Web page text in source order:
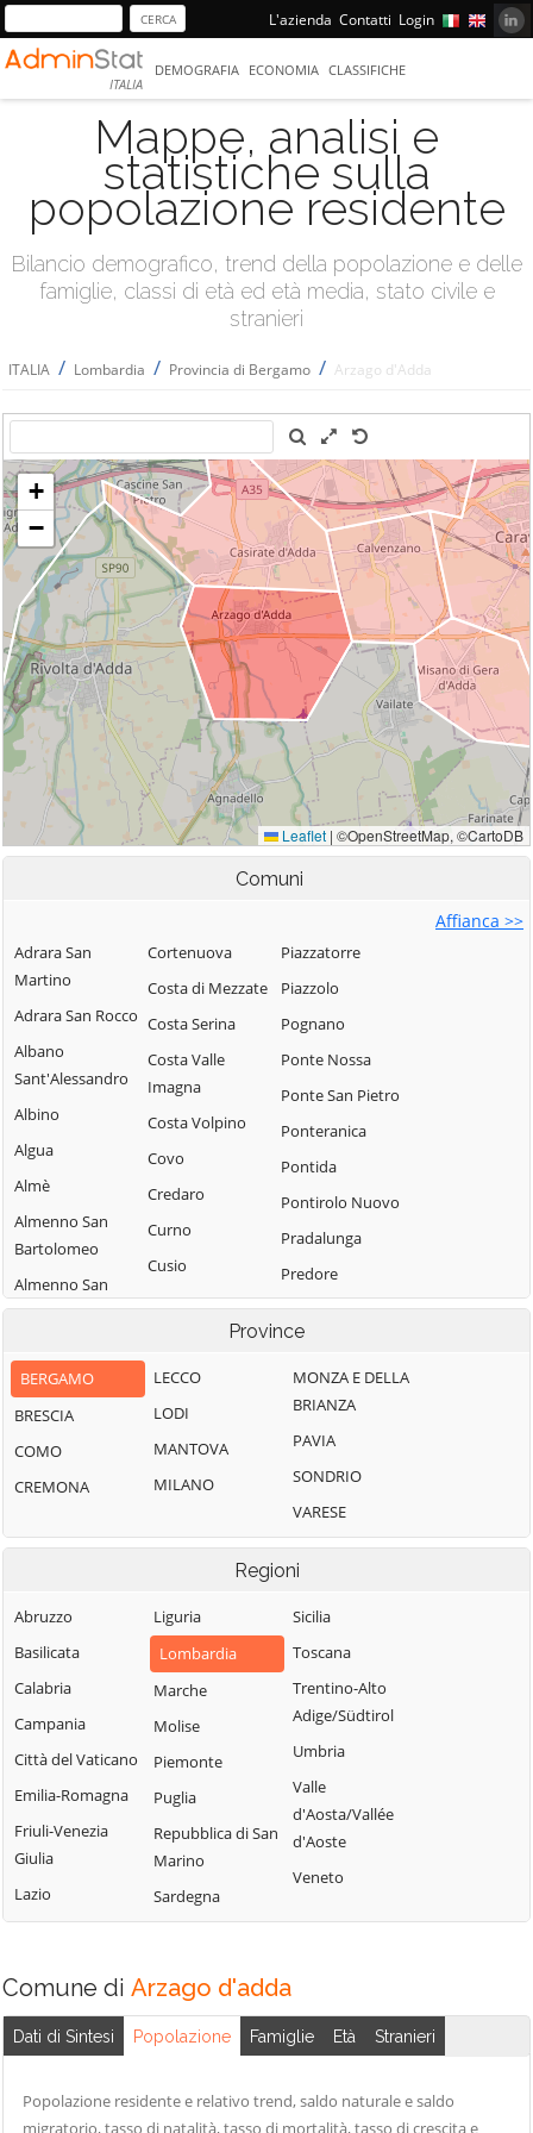
L'azienda Contatti Login
ITALIA
DEMOGRAFIA ECONOMIA CLASSIFICHE
Mappe, analisi e
statistiche sulla
popolazione residente
Bilancio demografico, trend della popolazione e delle
famiglie, classi di età ed età media, stato civile e
stranieri
ITALIA / Lombardia / Provincia di Bergamo / Arzago d'Adda
Comuni
Affianca >>
Adrara San
Martino
Adrara San Rocco
Albano
Sant'Alessandro
Albino
Algua
Almè
Almenno San
Bartolomeo
Almenno San
Salvatore
Lombardo
Ambivere
Antegnate
Arcene
Arzago d'Adda
Aviatico
Azzano San
Paolo
Azzone
Bagnatica
Barbata
Bariano
Barzana
Bedulita
Bergamo
Berzo San Fermo
Bianzano
Bolgare
Cortenuova
Costa di Mezzate
Costa Serina
Costa Valle
Imagna
Costa Volpino
Covo
Credaro
Curno
Cusio
Dalmine
Endine Gaiano
Entratico
Fara Gera d'Adda
Fara Olivana con
Filago
Fino del Monte
Fiorano al Serio
Fontanella
Fonteno
Foppolo
Foresto Sparso
Fornovo San
Fuipiano Valle
Gandellino
Gandosso
Gaverina Terme
Ghisalba
Piazzatorre
Piazzolo
Pognano
Ponte Nossa
Ponte San Pietro
Ponteranica
Pontida
Pontirolo Nuovo
Pradalunga
Predore
Premolo
Presezzo
Pumenengo
Ranica
Ranzanico
Riva di Solto
Rogno
Romano di
Roncobello
Roncola
Rota d'Imagna
Rovetta
Bianco
Terme
Terme
Santa Brigida
Sarnico
Schilpario
Province
BERGAMO
BRESCIA
COMO
CREMONA
LECCO
LODI
MANTOVA
MILANO
MONZA E DELLA
BRIANZA
PAVIA
SONDRIO
VARESE
Regioni
Abruzzo
Basilicata
Calabria
Campania
Città del Vaticano
Emilia-Romagna
Friuli-Venezia
Giulia
Lazio
Liguria
Lombardia
Marche
Molise
Piemonte
Puglia
Repubblica di San
Marino
Sardegna
Sicilia
Toscana
Trentino-Alto
Adige/Südtirol
Umbria
Valle
d'Aosta/Vallée
d'Aoste
Veneto
Comune di Arzago d'adda
Dati di Sintesi Popolazione Famiglie Età Stranieri
Popolazione residente e relativo trend, saldo naturale e saldo
migratorio, tasso di natalità, tasso di mortalità, tasso di crescita e